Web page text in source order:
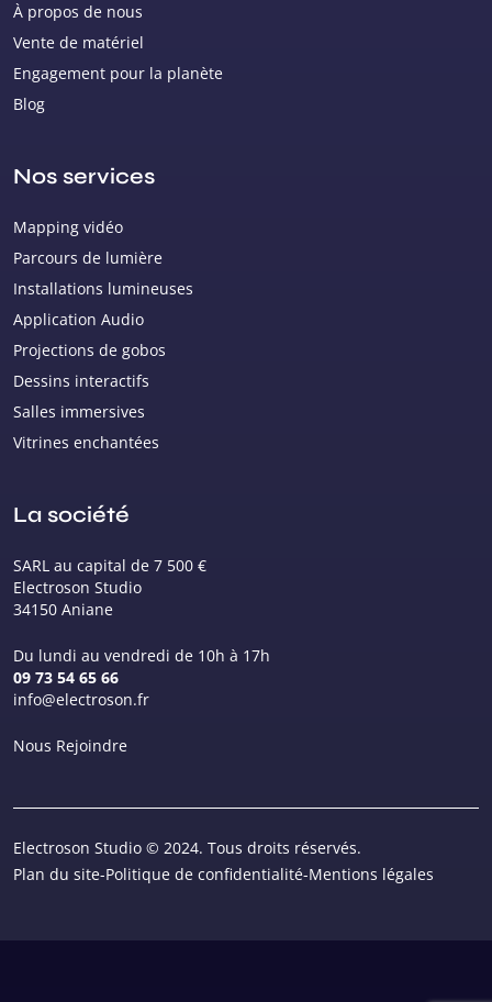
À propos de nous
Vente de matériel
Engagement pour la planète
Blog
Nos services
Mapping vidéo
Parcours de lumière
Installations lumineuses
Application Audio
Projections de gobos
Dessins interactifs
Salles immersives
Vitrines enchantées
La société
SARL au capital de 7 500 €
Electroson Studio
34150 Aniane
Du lundi au vendredi de 10h à 17h
09 73 54 65 66
info@electroson.fr
Nous Rejoindre
Electroson Studio © 2024. Tous droits réservés.
Plan du site-Politique de confidentialité-Mentions légales